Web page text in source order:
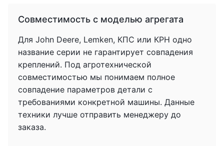
Совместимость с моделью агрегата
Для John Deere, Lemken, КПС или КРН одно
название серии не гарантирует совпадения
креплений. Под агротехнической
совместимостью мы понимаем полное
совпадение параметров детали с
требованиями конкретной машины. Данные
техники лучше отправить менеджеру до
заказа.